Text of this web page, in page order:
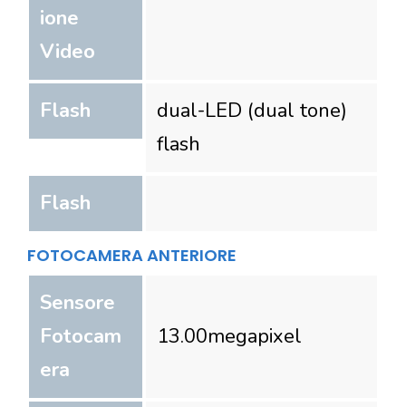
ione
Video
Flash
dual-LED (dual tone)
flash
Flash
FOTOCAMERA ANTERIORE
Sensore
Fotocam
era
13.00megapixel